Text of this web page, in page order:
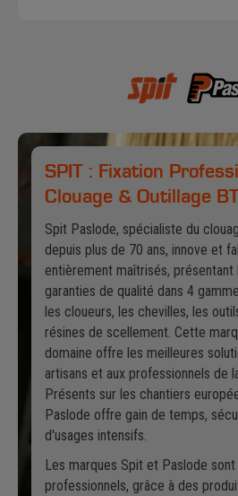
SPIT : Fixation
Clouage & Outillage
Spit Paslode, spécialiste du
depuis plus de 70 ans, innove et
entièrement maîtrisés, présentant
garanties de qualité dans 4
les cloueurs, les chevilles, les
résines de scellement. Cette
domaine offre les meilleures
artisans et aux professionnels de
Présents sur les chantiers
Paslode offre gain de temps,
d'usages intensifs.
Les marques Spit et Paslode
professionnels, grâce à des